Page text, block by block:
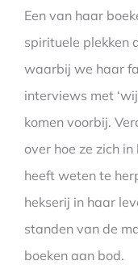
Een van haar
spirituele plekken
waarbij we haar
interviews met
komen voorbij.
over hoe ze zich
heeft weten te
hekserij in haar
standen van de
boeken aan bod.